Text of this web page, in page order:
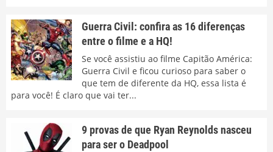
Guerra Civil: confira as 16 diferenças
entre o filme e a HQ!
Se você assistiu ao filme Capitão América:
Guerra Civil e ficou curioso para saber o
que tem de diferente da HQ, essa lista é
para você! É claro que vai ter...
9 provas de que Ryan Reynolds nasceu
para ser o Deadpool